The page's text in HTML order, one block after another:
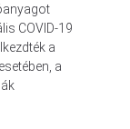
COVID-19
a
a